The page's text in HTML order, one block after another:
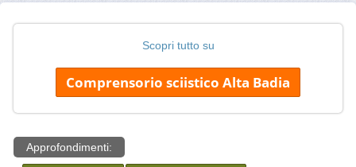
Scopri tutto su
Comprensorio sciistico Alta Badia
Approfondimenti: